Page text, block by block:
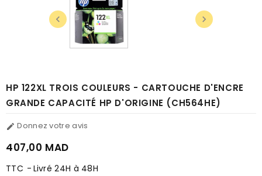
 
HP 122XL TROIS COULEURS - CARTOUCHE D'ENCRE
GRANDE CAPACITÉ HP D'ORIGINE (CH564HE)
 Donnez votre avis
407,00 MAD
TTC Livré 24H à 48H